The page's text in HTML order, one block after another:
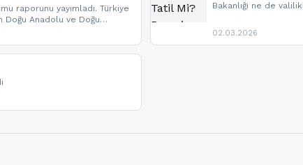
raporunu yayımladı. Türkiye
Anadolu ve Doğu
yapıldı. İşte son dakika
Bakanlığı ne de
paylaşacağız. En
02.03.2026